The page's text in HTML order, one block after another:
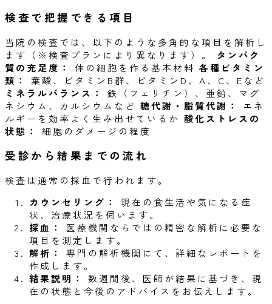
検査で把握できる項目
当院の検査では、以下のような多角的な項目を解析し
ます（※検査プランにより異なります）。 タンパク
質の充足度：
体の細胞を作る基本材料 各種ビタミン
類：
葉酸、ビタミンB群、ビタミンD、A、C、Eなど
ミネラルバランス：
鉄（フェリチン）、亜鉛、マグ
ネシウム、カルシウムなど 糖代謝・脂質代謝：
エネ
ルギーを効率よく生み出せているか 酸化ストレスの
状態：
細胞のダメージの程度
受診から結果までの流れ
検査は通常の採血で行われます。
カウンセリング：
現在の食生活や気になる症
状、治療状況を伺います。
採血：
医療機関ならではの精密な解析に必要な
項目を測定します。
解析：
専門の解析機関にて、詳細なレポートを
作成します。
結果説明：
数週間後、医師が結果に基づき、現
在の状態と今後のアドバイスをお伝えします。